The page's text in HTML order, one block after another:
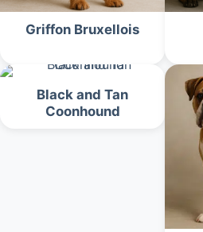
Griffon Bruxellois
Black and Tan
Coonhound